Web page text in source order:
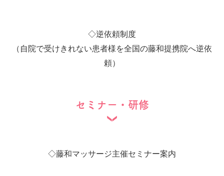
◇逆依頼制度
（自院で受けきれない患者様を全国の藤和提携院へ逆依
頼）
セミナー・研修
◇藤和マッサージ主催セミナー案内